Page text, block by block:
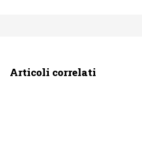
Articoli correlati